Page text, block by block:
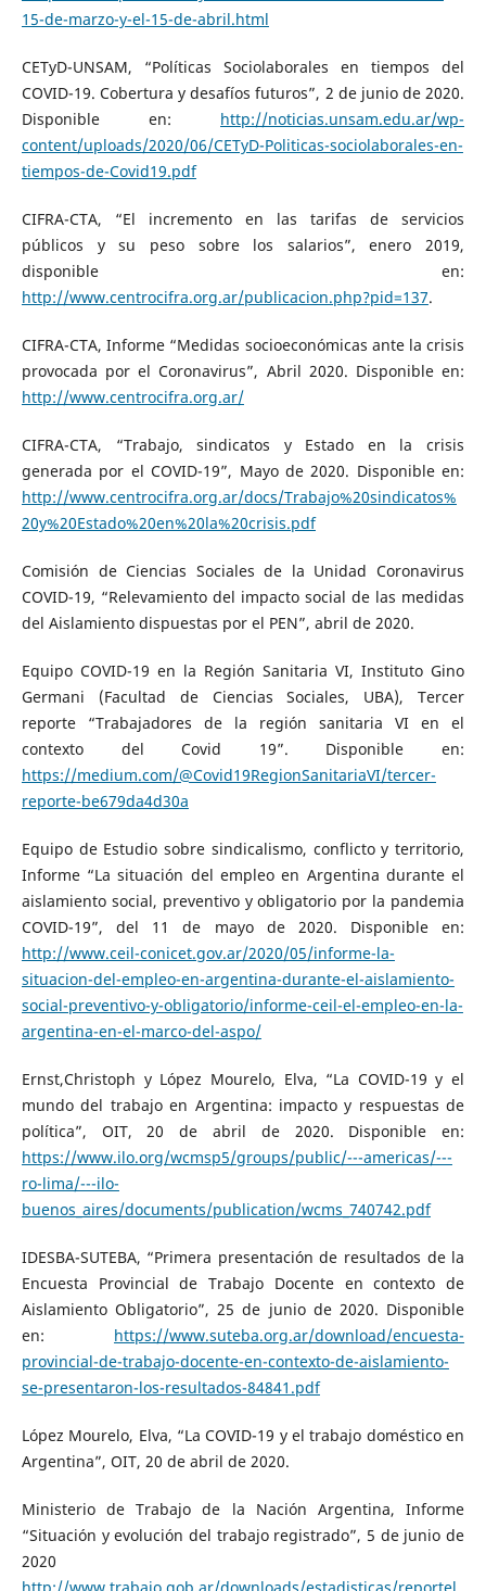
15-de-marzo-y-el-15-de-abril.html
CETyD-UNSAM, “Políticas Sociolaborales en tiempos del
COVID-19. Cobertura y desafíos futuros”, 2 de junio de 2020.
Disponible en: http://noticias.unsam.edu.ar/wp-
content/uploads/2020/06/CETyD-Politicas-sociolaborales-en-
tiempos-de-Covid19.pdf
CIFRA-CTA, “El incremento en las tarifas de servicios
públicos y su peso sobre los salarios”, enero 2019,
disponible en:
http://www.centrocifra.org.ar/publicacion.php?pid=137.
CIFRA-CTA, Informe “Medidas socioeconómicas ante la crisis
provocada por el Coronavirus”, Abril 2020. Disponible en:
http://www.centrocifra.org.ar/
CIFRA-CTA, “Trabajo, sindicatos y Estado en la crisis
generada por el COVID-19”, Mayo de 2020. Disponible en:
http://www.centrocifra.org.ar/docs/Trabajo%20sindicatos%
20y%20Estado%20en%20la%20crisis.pdf
Comisión de Ciencias Sociales de la Unidad Coronavirus
COVID-19, “Relevamiento del impacto social de las medidas
del Aislamiento dispuestas por el PEN”, abril de 2020.
Equipo COVID-19 en la Región Sanitaria VI, Instituto Gino
Germani (Facultad de Ciencias Sociales, UBA), Tercer
reporte “Trabajadores de la región sanitaria VI en el
contexto del Covid 19”. Disponible en:
https://medium.com/@Covid19RegionSanitariaVI/tercer-
reporte-be679da4d30a
Equipo de Estudio sobre sindicalismo, conflicto y territorio,
Informe “La situación del empleo en Argentina durante el
aislamiento social, preventivo y obligatorio por la pandemia
COVID-19”, del 11 de mayo de 2020. Disponible en:
http://www.ceil-conicet.gov.ar/2020/05/informe-la-
situacion-del-empleo-en-argentina-durante-el-aislamiento-
social-preventivo-y-obligatorio/informe-ceil-el-empleo-en-la-
argentina-en-el-marco-del-aspo/
Ernst,Christoph y López Mourelo, Elva, “La COVID-19 y el
mundo del trabajo en Argentina: impacto y respuestas de
política”, OIT, 20 de abril de 2020. Disponible en:
https://www.ilo.org/wcmsp5/groups/public/---americas/---
ro-lima/---ilo-
buenos_aires/documents/publication/wcms_740742.pdf
IDESBA-SUTEBA, “Primera presentación de resultados de la
Encuesta Provincial de Trabajo Docente en contexto de
Aislamiento Obligatorio”, 25 de junio de 2020. Disponible
en: https://www.suteba.org.ar/download/encuesta-
provincial-de-trabajo-docente-en-contexto-de-aislamiento-
se-presentaron-los-resultados-84841.pdf
López Mourelo, Elva, “La COVID-19 y el trabajo doméstico en
Argentina”, OIT, 20 de abril de 2020.
Ministerio de Trabajo de la Nación Argentina, Informe
“Situación y evolución del trabajo registrado”, 5 de junio de
2020